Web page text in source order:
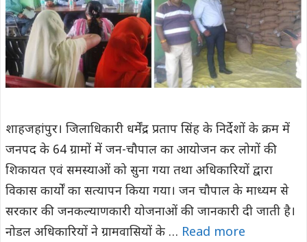
शाहजहांपुर। जिलाधिकारी धर्मेंद्र प्रताप सिंह के निर्देशों के क्रम में
जनपद के 64 ग्रामों में जन-चौपाल का आयोजन कर लोगों की
शिकायत एवं समस्याओं को सुना गया तथा अधिकारियों द्वारा
विकास कार्यों का सत्यापन किया गया। जन चौपाल के माध्यम से
सरकार की जनकल्याणकारी योजनाओं की जानकारी दी जाती है।
नोडल अधिकारियों ने ग्रामवासियों के … Read more